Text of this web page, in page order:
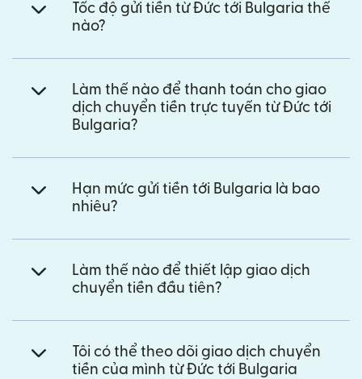
Tốc độ gửi tiền từ Đức tới Bulgaria thế
nào?
Làm thế nào để thanh toán cho giao
dịch chuyển tiền trực tuyến từ Đức tới
Bulgaria?
Hạn mức gửi tiền tới Bulgaria là bao
nhiêu?
Làm thế nào để thiết lập giao dịch
chuyển tiền đầu tiên?
Tôi có thể theo dõi giao dịch chuyển
tiền của mình từ Đức tới Bulgaria